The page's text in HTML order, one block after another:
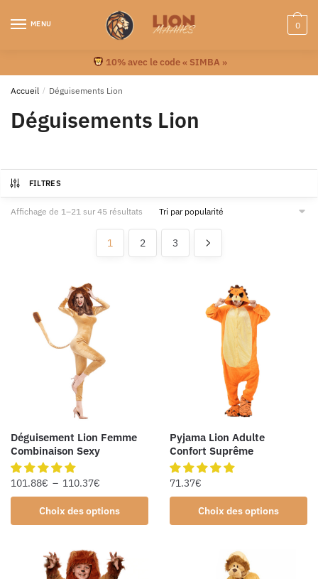
MENU 0
10% avec le code « SIMBA »
Accueil / Déguisements Lion
Déguisements Lion
FILTRES
Affichage de 1–21 sur 45 résultats
1 2 3
Déguisement Lion Femme
Combinaison Sexy
101.88€ – 110.37€
Choix des options
Pyjama Lion Adulte
Confort Suprême
71.37€
Choix des options